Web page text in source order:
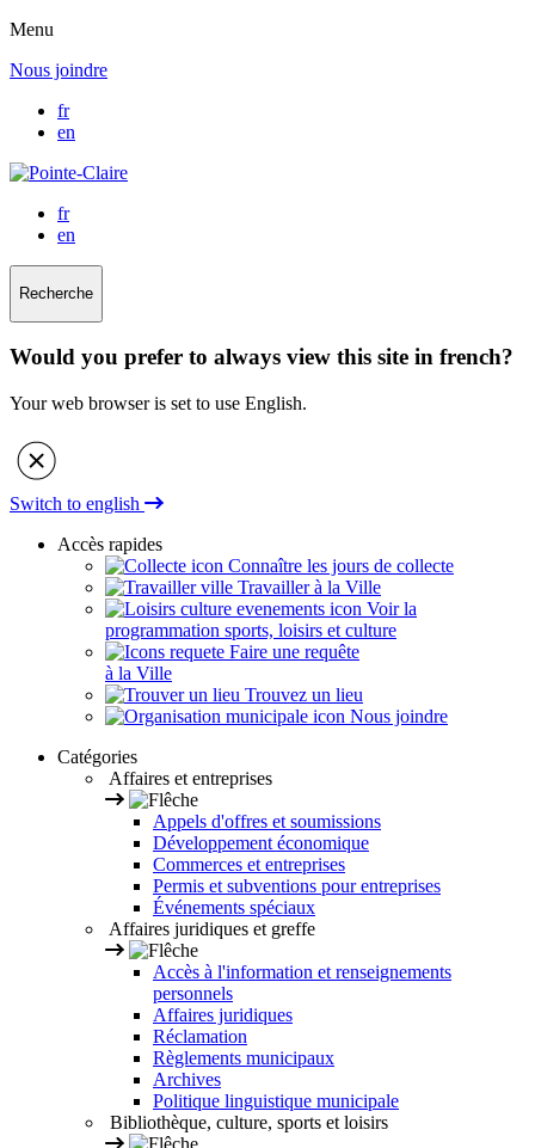
Menu
Nous joindre
fr
en
fr
en
Recherche
Would you prefer to always view this site in french?
Your web browser is set to use English.
Switch to english
Accès rapides
Connaître les jours de collecte
Travailler à la Ville
Voir la
programmation sports, loisirs et culture
Faire une requête
à la Ville
Trouvez un lieu
Nous joindre
Catégories
Affaires et entreprises
Appels d'offres et soumissions
Développement économique
Commerces et entreprises
Permis et subventions pour entreprises
Événements spéciaux
Affaires juridiques et greffe
Accès à l'information et renseignements
personnels
Affaires juridiques
Réclamation
Règlements municipaux
Archives
Politique linguistique municipale
Bibliothèque, culture, sports et loisirs